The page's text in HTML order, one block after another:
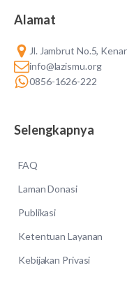
Alamat
Jl. Jambrut No.5,
info@lazismu.org
0856-1626-222
Selengkapnya
FAQ
Laman Donasi
Publikasi
Ketentuan Layanan
Kebijakan Privasi